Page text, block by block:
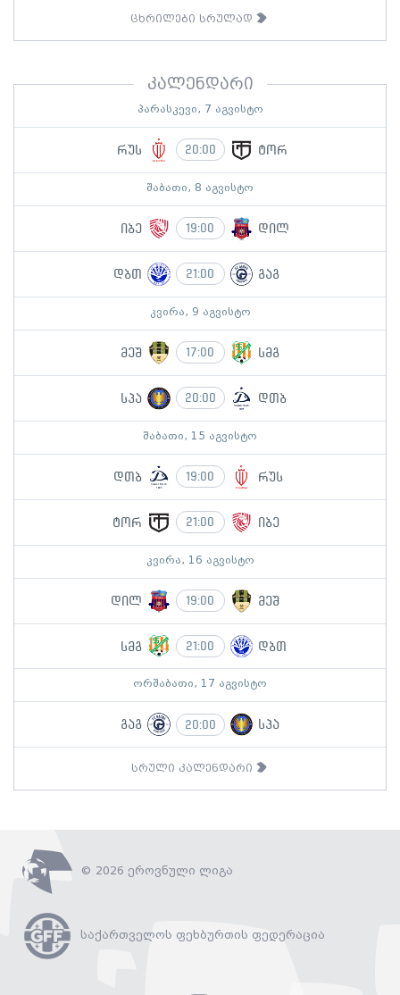
ცხრილები სრულად
კალენდარი
პარასკევი, 7 აგვისტო
რუს 20:00 ტორ
შაბათი, 8 აგვისტო
იბე 19:00 დილ
დბთ 21:00 გაგ
კვირა, 9 აგვისტო
მეშ 17:00 სმგ
სპა 20:00 დთბ
შაბათი, 15 აგვისტო
დთბ 19:00 რუს
ტორ 21:00 იბე
კვირა, 16 აგვისტო
დილ 19:00 მეშ
სმგ 21:00 დბთ
ორშაბათი, 17 აგვისტო
გაგ 20:00 სპა
სრული კალენდარი
© 2026 ეროვნული ლიგა
საქართველოს ფეხბურთის ფედერაცია